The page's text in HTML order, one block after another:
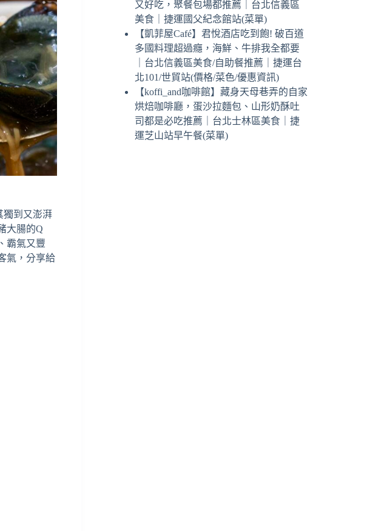
獨到又澎湃
大腸的Q
霸氣又豐
氣，分享給
又好吃，聚餐包場都推薦｜台北信義區
美食｜捷運國父紀念館站(菜單)
【凱菲屋Café】君悅酒店吃到飽! 破百道
多國料理超過癮，海鮮、牛排我全都要
｜台北信義區美食/自助餐推薦｜捷運台
北101/世貿站(價格/菜色/優惠資訊)
【koffi_and咖啡館】藏身天母巷弄的自家
烘焙咖啡廳，蛋沙拉麵包、山形奶酥吐
司都是必吃推薦｜台北士林區美食｜捷
運芝山站早午餐(菜單)